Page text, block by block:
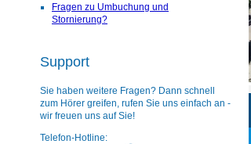
Fragen zu Umbuchung und
Stornierung?
Support
Sie haben weitere Fragen? Dann schnell
zum Hörer greifen, rufen Sie uns einfach an -
wir freuen uns auf Sie!
Telefon-Hotline: